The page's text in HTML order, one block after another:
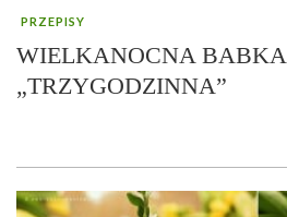
PRZEPISY
WIELKANOCNA
„TRZYGODZINNA”